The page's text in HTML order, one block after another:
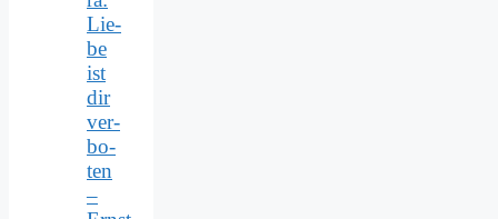
Lie­
be
ist
dir
ver­
bo­
ten
–